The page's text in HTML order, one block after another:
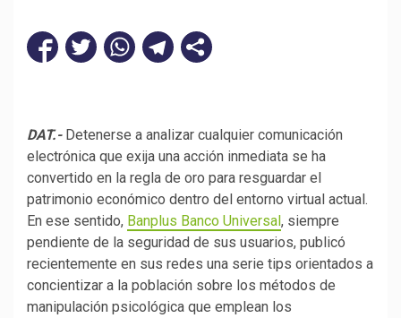
DAT.-Detenerse a analizar cualquier comunicación
electrónica que exija una acción inmediata se ha
convertido en la regla de oro para resguardar el
patrimonio económico dentro del entorno virtual actual.
En ese sentido, Banplus Banco Universal, siempre
pendiente de la seguridad de sus usuarios, publicó
recientemente en sus redes una serie tips orientados a
concientizar a la población sobre los métodos de
manipulación psicológica que emplean los